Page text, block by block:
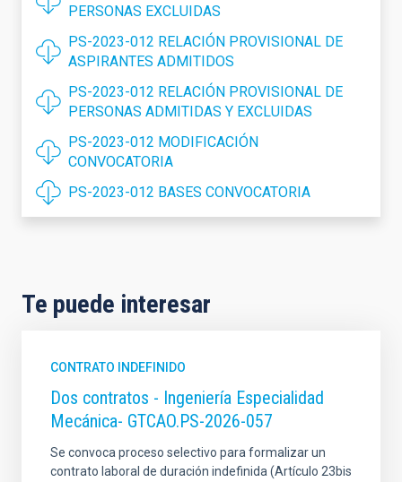
PERSONAS EXCLUIDAS
PS-2023-012 RELACIÓN PROVISIONAL DE
ASPIRANTES ADMITIDOS
PS-2023-012 RELACIÓN PROVISIONAL DE
PERSONAS ADMITIDAS Y EXCLUIDAS
PS-2023-012 MODIFICACIÓN
CONVOCATORIA
PS-2023-012 BASES CONVOCATORIA
Te puede interesar
CONTRATO INDEFINIDO
Dos contratos - Ingeniería Especialidad
Mecánica- GTCAO.PS-2026-057
Se convoca proceso selectivo para formalizar un
contrato laboral de duración indefinida (Artículo 23bis